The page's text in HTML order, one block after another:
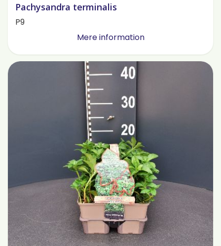
Pachysandra terminalis
P9
Mere information